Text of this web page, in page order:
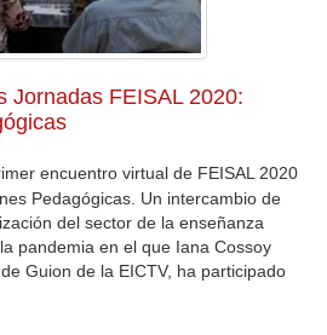
Jornadas FEISAL 2020:
encuentro virtual de FEISAL 2020
Pedagógicas. Un intercambio de
del sector de la enseñanza
pandemia en el que Iana Cossoy
Guion de la EICTV, ha participado